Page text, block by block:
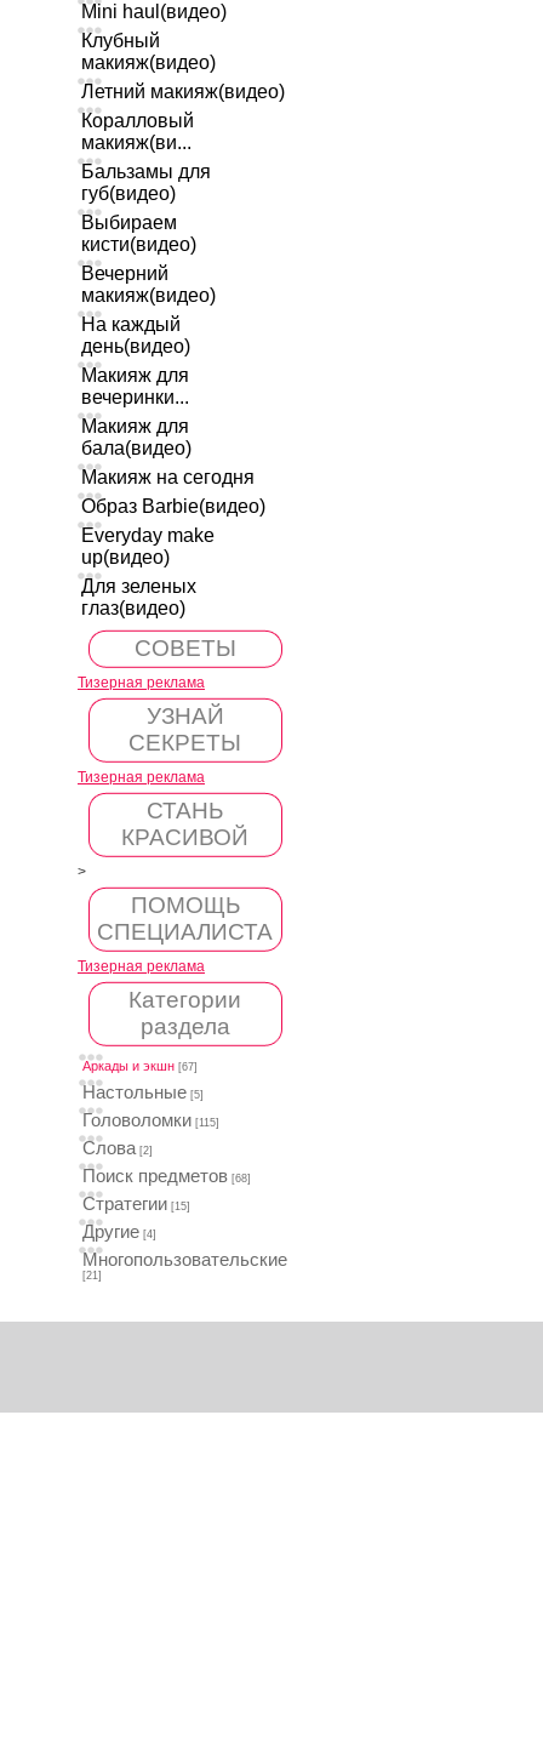
Mini haul(видео)
Клубный
макияж(видео)
Летний макияж(видео)
Коралловый
макияж(ви...
Бальзамы для
губ(видео)
Выбираем
кисти(видео)
Вечерний
макияж(видео)
На каждый
день(видео)
Макияж для
вечеринки...
Макияж для
бала(видео)
Макияж на сегодня
Образ Barbie(видео)
Everyday make
up(видео)
Для зеленых
глаз(видео)
СОВЕТЫ
Тизерная реклама
УЗНАЙ
СЕКРЕТЫ
Тизерная реклама
СТАНЬ
КРАСИВОЙ
>
ПОМОЩЬ
СПЕЦИАЛИСТА
Тизерная реклама
Категории
раздела
Аркады и экшн [67]
Настольные [5]
Головоломки [115]
Слова [2]
Поиск предметов [68]
Стратегии [15]
Другие [4]
Многопользовательские
[21]